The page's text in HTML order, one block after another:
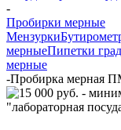
-
Пробирки мерные
Мензурки
мерныеПипетки
мерные
-Пробирка мерная